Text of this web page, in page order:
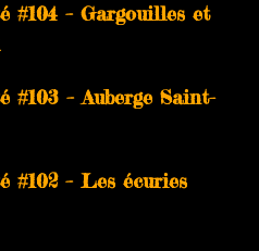
#104 – Gargouilles et
#103 – Auberge Saint-
#102 – Les écuries